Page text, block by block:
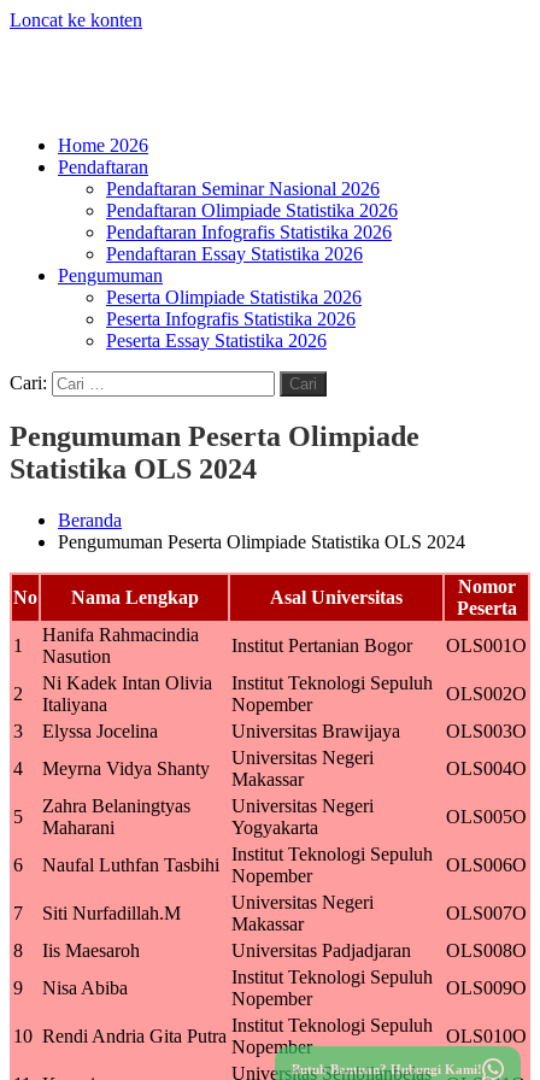
Loncat ke konten
Olympic
HMJ
Home 2026
Pendaftaran
Pendaftaran Seminar Nasional 2026
Pendaftaran Olimpiade Statistika 2026
Pendaftaran Infografis Statistika 2026
Pendaftaran Essay Statistika 2026
Pengumuman
Peserta Olimpiade Statistika 2026
Peserta Infografis Statistika 2026
Peserta Essay Statistika 2026
Cari: Cari
Pengumuman Peserta Olimpiade
Statistika OLS 2024
Beranda
Pengumuman Peserta Olimpiade Statistika OLS 2024
No Nama Lengkap Asal Universitas
Nomor
Peserta
1
Hanifa Rahmacindia
Nasution
Institut Pertanian Bogor OLS001O
2
Ni Kadek Intan Olivia
Italiyana
Institut Teknologi Sepuluh
Nopember
OLS002O
3
Elyssa Jocelina Universitas Brawijaya
OLS003O
4
Meyrna Vidya Shanty
Universitas Negeri
Makassar
OLS004O
5
Zahra Belaningtyas
Maharani
Universitas Negeri
Yogyakarta
OLS005O
6 Naufal Luthfan Tasbihi
Institut Teknologi Sepuluh
Nopember
OLS006O
7 Siti Nurfadillah.M
Universitas Negeri
Makassar
OLS007O
8
Iis Maesaroh Universitas Padjadjaran
OLS008O
9
Nisa Abiba
Institut Teknologi Sepuluh
Nopember
OLS009O
10 Rendi Andria Gita Putra
Institut Teknologi Sepuluh
Nopember
OLS010O
Universitas Sembilanbelas
Butuh Bantuan? Hubungi Kami!